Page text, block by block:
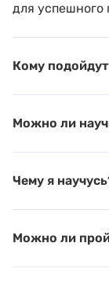
для успешного
Кому
Можно ли
Чему я
Можно ли